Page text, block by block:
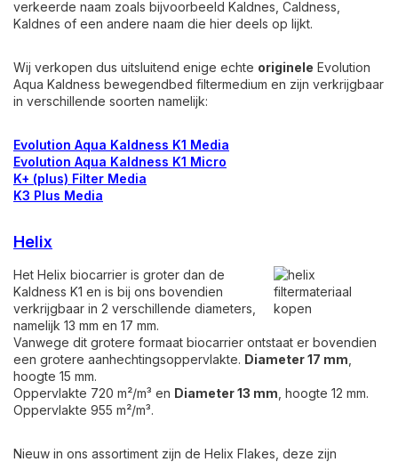
verkeerde naam zoals bijvoorbeeld Kaldnes, Caldness,
Kaldnes of een andere naam die hier deels op lijkt.
Wij verkopen dus uitsluitend enige echte originele Evolution
Aqua Kaldness bewegendbed filtermedium en zijn verkrijgbaar
in verschillende soorten namelijk:
Evolution Aqua Kaldness K1 Media
Evolution Aqua Kaldness K1 Micro
K+ (plus) Filter Media
K3 Plus Media
Helix
Het Helix biocarrier is groter dan de
Kaldness K1 en is bij ons bovendien
verkrijgbaar in 2 verschillende diameters,
namelijk 13 mm en 17 mm.
Vanwege dit grotere formaat biocarrier ontstaat er bovendien
een grotere aanhechtingsoppervlakte. Diameter 17 mm
hoogte 15 mm.
Oppervlakte 720 m²/m³ en Diameter 13 mm , hoogte 12 mm.
Oppervlakte 955 m²/m³.
Nieuw in ons assortiment zijn de Helix Flakes, deze zijn